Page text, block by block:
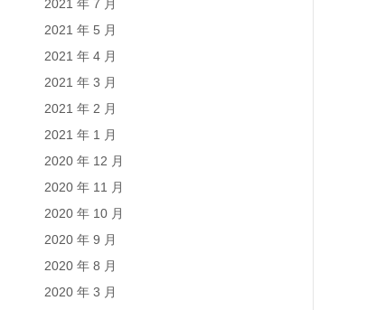
2021 年 7 月
2021 年 5 月
2021 年 4 月
2021 年 3 月
2021 年 2 月
2021 年 1 月
2020 年 12 月
2020 年 11 月
2020 年 10 月
2020 年 9 月
2020 年 8 月
2020 年 3 月